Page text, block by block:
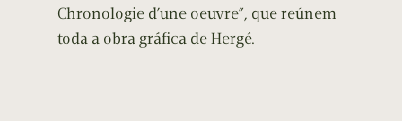
Chronologie d’une oeuvre”, que reúnem
toda a obra gráfica de Hergé.